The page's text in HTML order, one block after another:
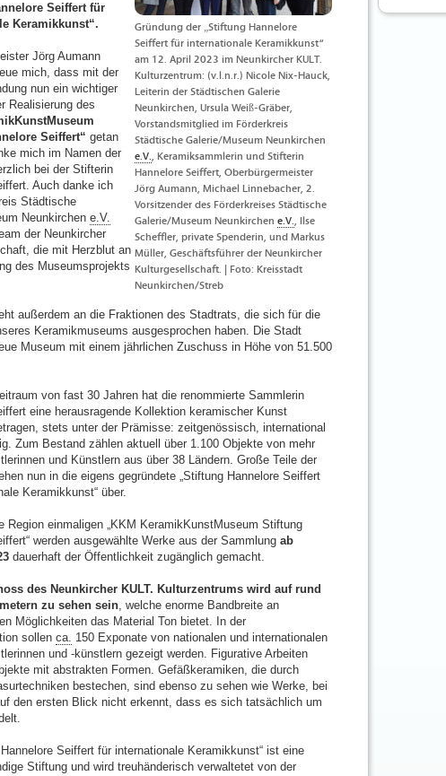
Gründung der „Stiftung Hannelore
Seiffert für internationale Keramikkunst“
am 12. April 2023 im Neunkircher KULT.
Kulturzentrum: (v.l.n.r.) Nicole Nix-Hauck,
Leiterin der Städtischen Galerie
Neunkirchen, Ursula Weiß-Gräber,
Vorstandsmitglied im Förderkreis
Städtische Galerie/Museum Neunkirchen
e.V., Keramiksammlerin und Stifterin
Hannelore Seiffert, Oberbürgermeister
Jörg Aumann, Michael Linnebacher, 2.
Vorsitzender des Förderkreises Städtische
Galerie/Museum Neunkirchen e.V., Ilse
Scheffler, private Spenderin, und Markus
Müller, Geschäftsführer der Neunkircher
Kulturgesellschaft. | Foto: Kreisstadt
Neunkirchen/Streb
Seiffert für
Keramikkunst“.
Jörg Aumann
mich, dass mit der
nun ein wichtiger
Realisierung des
Seiffert“ getan
mich im Namen der
bei der Stifterin
Auch danke ich
Städtische
Neunkirchen e.V.
der Neunkircher
die mit Herzblut an
des Museumsprojekts
außerdem an die Fraktionen des Stadtrats, die sich für die
Keramikmuseums ausgesprochen haben. Die Stadt
Museum mit einem jährlichen Zuschuss in Höhe von 51.500
von fast 30 Jahren hat die renommierte Sammlerin
eine herausragende Kollektion keramischer Kunst
stets unter der Prämisse: zeitgenössisch, international
Zum Bestand zählen aktuell über 1.100 Objekte von mehr
und Künstlern aus über 38 Ländern. Große Teile der
nun in die eigens gegründete „Stiftung Hannelore Seiffert
Keramikkunst“ über.
Region einmaligen „KKM KeramikKunstMuseum Stiftung
werden ausgewählte Werke aus der Sammlungab
dauerhaft der Öffentlichkeit zugänglich gemacht.
des Neunkircher KULT. Kulturzentrums wird auf rund
zu sehen sein, welche enorme Bandbreite an
Möglichkeiten das Material Ton bietet. In der
sollen ca. 150 Exponate von nationalen und internationalen
und -künstlern gezeigt werden. Figurative Arbeiten
mit abstrakten Formen. Gefäßkeramiken, die durch
bestechen, sind ebenso zu sehen wie Werke, bei
den ersten Blick nicht erkennt, dass es sich tatsächlich um
Hannelore Seiffert für internationale Keramikkunst“ ist eine
Stiftung und wird treuhänderisch verwaltetet von der